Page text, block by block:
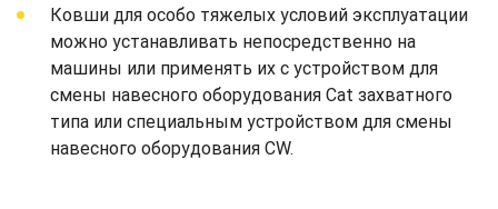
Ковши для особо тяжелых условий эксплуатации
можно устанавливать непосредственно на
машины или применять их с устройством для
смены навесного оборудования Cat захватного
типа или специальным устройством для смены
навесного оборудования CW.